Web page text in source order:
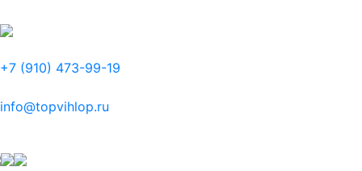
+7 (910) 473-99-19
info@topvihlop.ru